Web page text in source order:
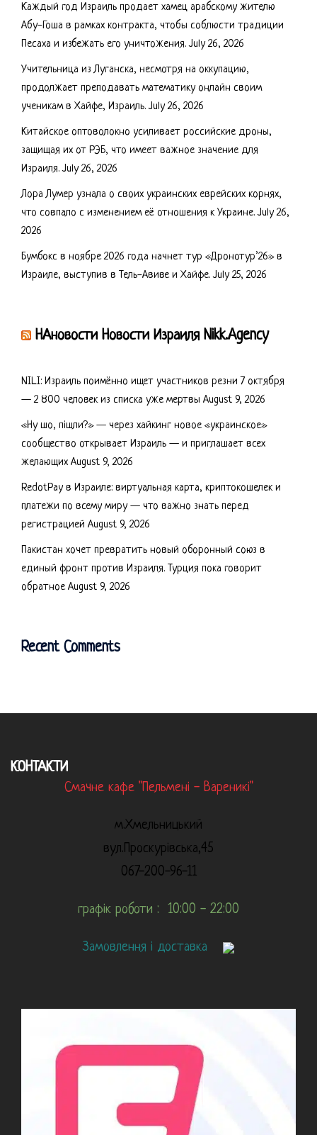
Каждый год Израиль продает хамец арабскому жителю
Абу-Гоша в рамках контракта, чтобы соблюсти традиции
Песаха и избежать его уничтожения. July 26, 2026
Учительница из Луганска, несмотря на оккупацию,
продолжает преподавать математику онлайн своим
ученикам в Хайфе, Израиль. July 26, 2026
Китайское оптоволокно усиливает российские дроны,
защищая их от РЭБ, что имеет важное значение для
Израиля. July 26, 2026
Лора Лумер узнала о своих украинских еврейских корнях,
что совпало с изменением её отношения к Украине. July 26,
2026
Бумбокс в ноябре 2026 года начнет тур «Дронотур’26» в
Израиле, выступив в Тель-Авиве и Хайфе. July 25, 2026
НАновости Новости Израиля Nikk.Agency
NILI: Израиль поимённо ищет участников резни 7 октября
— 2 800 человек из списка уже мертвы August 9, 2026
«Ну шо, пішли?» — через хайкинг новое «украинское»
сообщество открывает Израиль — и приглашает всех
желающих August 9, 2026
RedotPay в Израиле: виртуальная карта, криптокошелек и
платежи по всему миру — что важно знать перед
регистрацией August 9, 2026
Пакистан хочет превратить новый оборонный союз в
единый фронт против Израиля. Турция пока говорит
обратное August 9, 2026
Recent Comments
КОНТАКТИ
Смачне кафе "Пельмені - Вареникі"
м.Хмельницький
вул.Проскурівська,45
067-200-96-11
графік роботи : 10:00 - 22:00
Замовлення і доставка